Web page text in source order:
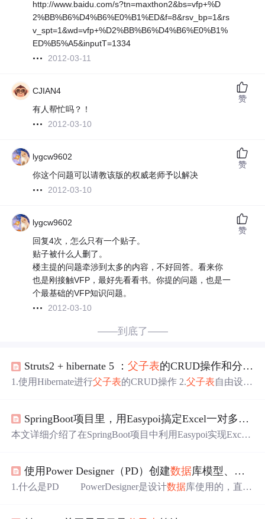
http://www.baidu.com/s?tn=maxthon2&bs=vfp+%D
2%BB%B6%D4%B6%E0%B1%ED&f=8&rsv_bp=1&rs
v_spt=1&wd=vfp+%D2%BB%B6%D4%B6%E0%B1%
ED%B5%A5&inputT=1334
2012-03-11
CJIAN4
有人帮忙吗？！
2012-03-10
赞
lygcw9602
你这个问题可以请教该版的权威老师予以解决
2012-03-10
赞
lygcw9602
回复4次，怎么只有一个贴子。
贴子被什么人删了。
楼主提的问题牵涉到太多的内容，不好回答。看来你
也是刚接触VFP，最好先看看书。你提的问题，也是一
个最基础的VFP知识问题。
2012-03-10
赞
——到底了——
Struts2 + hibernate 5 ：父子表的CRUD操作和分页功能
1.使用Hibernate进行父子表 的CRUD操作 2.父子表自由设
内容：在数据库中建立 父子表，分别能对父子表进行增
加、查询、更新、删除操作，一定要实现分页功能。 友情
成方式不同，Hibernate的配置不同，需要注意一下。 以上
就是实验的要...
SpringBoot项目里，用Easypoi搞定Excel一对多导入（
本文详细介绍了在SpringBoot项目中利用Easypoi实现Excel
帮助开发者高效处理复杂Excel数据导入需求，提升企业级
应用开发效率。
使用Power Designer（PD）创建数据库模型、 数据
1.什么是PD PowerDesigner是设计数据库使用的，直接